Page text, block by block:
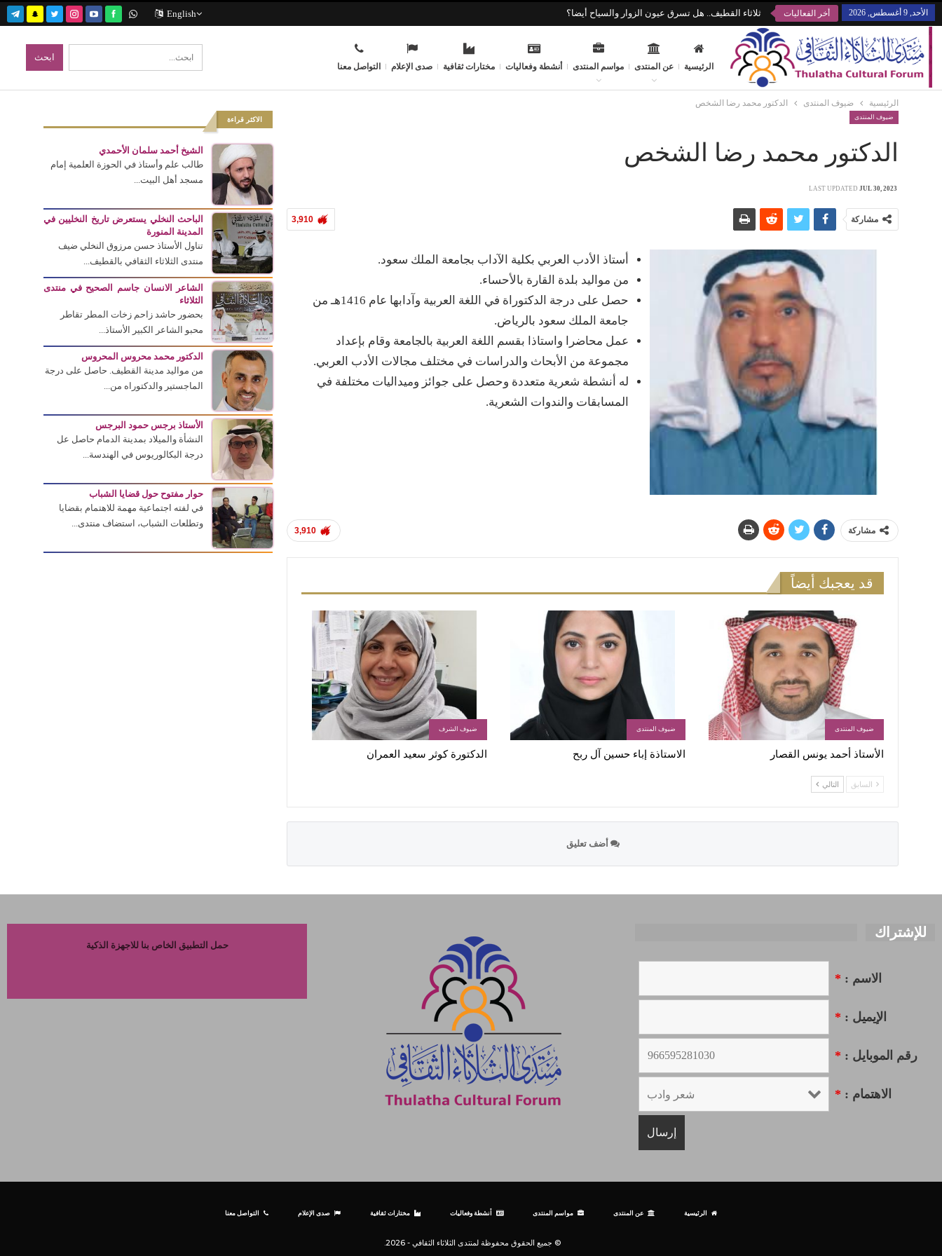
English الأحد, 9 أغسطس, 2026 أخر الفعاليات ثلاثاء القطيف.. هل تسرق عيون الزوار والسياح أيضا؟
الرئيسية عن المنتدى مواسم المنتدى أنشطة وفعاليات مختارات ثقافية صدى الإعلام التواصل معنا
الرئيسية ضيوف المنتدى الدكتور محمد رضا الشخص
ضيوف المنتدى
الدكتور محمد رضا الشخص
LAST UPDATED JUL 30, 2023
3,910 مشاركة
أستاذ الأدب العربي بكلية الآداب بجامعة الملك سعود.
من مواليد بلدة القارة بالأحساء.
حصل على درجة الدكتوراة في اللغة العربية وآدابها عام 1416هـ من
جامعة الملك سعود بالرياض.
عمل محاضرا واستاذا بقسم اللغة العربية بالجامعة وقام بإعداد
مجموعة من الأبحاث والدراسات في مختلف مجالات الأدب العربي.
له أنشطة شعرية متعددة وحصل على جوائز وميداليات مختلفة في
المسابقات والندوات الشعرية.
3,910 مشاركة
قد يعجبك أيضاً
ضيوف المنتدى
الأستاذ أحمد يونس القصار
ضيوف المنتدى
الاستاذة إباء حسين آل ربح
ضيوف الشرف
الدكتورة كوثر سعيد العمران
السابق التالي
أضف تعليق
الاكثر قراءة
الشيخ أحمد سلمان الأحمدي
طالب علم وأستاذ في الحوزة العلمية إمام
مسجد أهل البيت...
الباحث النخلي يستعرض تاريخ النخليين في
المدينة المنورة
تناول الأستاذ حسن مرزوق النخلي ضيف
منتدى الثلاثاء الثقافي بالقطيف...
الشاعر الانسان جاسم الصحيح في منتدى
الثلاثاء
بحضور حاشد زاحم زخات المطر تقاطر
محبو الشاعر الكبير الأستاذ...
الدكتور محمد محروس المحروس
من مواليد مدينة القطيف. حاصل على درجة
الماجستير والدكتوراه من...
الأستاذ برجس حمود البرجس
النشأة والميلاد بمدينة الدمام حاصل عل
درجة البكالوريوس في الهندسة...
حوار مفتوح حول قضايا الشباب
في لفته اجتماعية مهمة للاهتمام بقضايا
وتطلعات الشباب، استضاف منتدى...
للإشتراك
الاسم : *
الإيميل : *
رقم الموبايل : *
الاهتمام : *
حمل التطبيق الخاص بنا للاجهزة الذكية
الرئيسية عن المنتدى مواسم المنتدى أنشطة وفعاليات مختارات ثقافية صدى الإعلام التواصل معنا
© جميع الحقوق محفوظة لمنتدى الثلاثاء الثقافي - 2026.